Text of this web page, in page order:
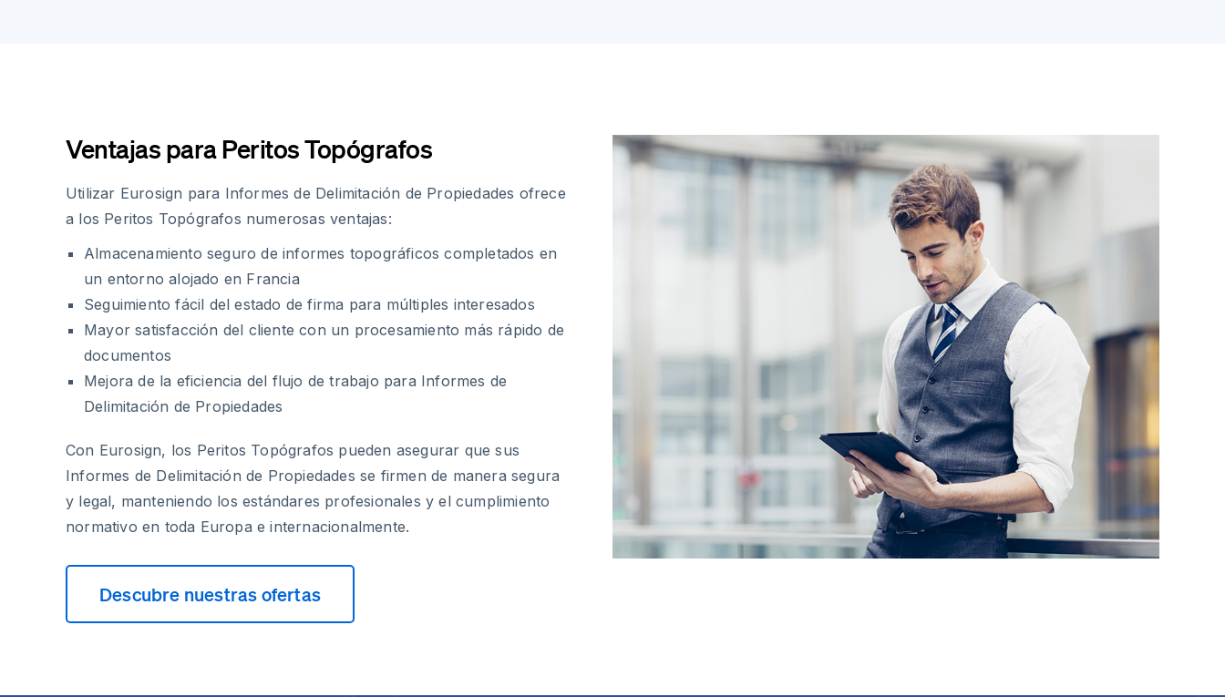
Ventajas para Peritos Topógrafos
Utilizar Eurosign para Informes de Delimitación de Propiedades ofrece
a los Peritos Topógrafos numerosas ventajas:
Almacenamiento seguro de informes topográficos completados en
un entorno alojado en Francia
Seguimiento fácil del estado de firma para múltiples interesados
Mayor satisfacción del cliente con un procesamiento más rápido de
documentos
Mejora de la eficiencia del flujo de trabajo para Informes de
Delimitación de Propiedades
Con Eurosign, los Peritos Topógrafos pueden asegurar que sus
Informes de Delimitación de Propiedades se firmen de manera segura
y legal, manteniendo los estándares profesionales y el cumplimiento
normativo en toda Europa e internacionalmente.
Descubre nuestras ofertas